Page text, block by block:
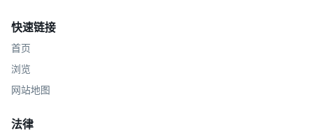
快速链接
首页
浏览
网站地图
法律